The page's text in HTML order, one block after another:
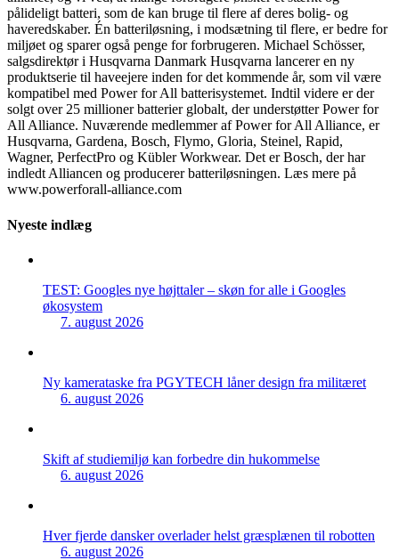
pålideligt batteri, som de kan bruge til flere af deres bolig- og
haveredskaber. Én batteriløsning, i modsætning til flere, er bedre for
miljøet og sparer også penge for forbrugeren. Michael Schösser,
salgsdirektør i Husqvarna Danmark Husqvarna lancerer en ny
produktserie til haveejere inden for det kommende år, som vil være
kompatibel med Power for All batterisystemet. Indtil videre er der
solgt over 25 millioner batterier globalt, der understøtter Power for
All Alliance. Nuværende medlemmer af Power for All Alliance, er
Husqvarna, Gardena, Bosch, Flymo, Gloria, Steinel, Rapid,
Wagner, PerfectPro og Kübler Workwear. Det er Bosch, der har
indledt Alliancen og producerer batteriløsningen. Læs mere på
www.powerforall-alliance.com
Nyeste indlæg
TEST: Googles nye højttaler – skøn for alle i Googles
økosystem
7. august 2026
Ny kamerataske fra PGYTECH låner design fra militæret
6. august 2026
Skift af studiemiljø kan forbedre din hukommelse
6. august 2026
Hver fjerde dansker overlader helst græsplænen til robotten
6. august 2026